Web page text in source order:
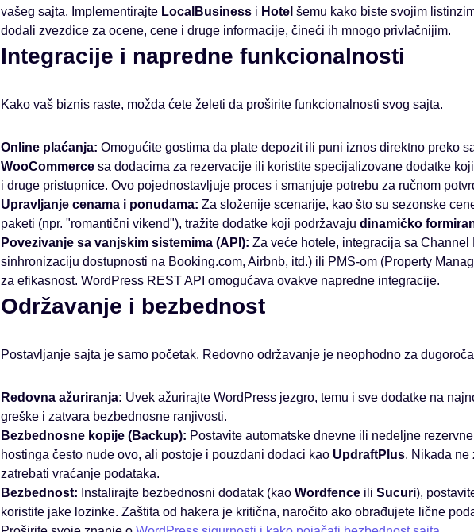
vašeg sajta. Implementirajte LocalBusinessi Hotel šemu kako biste svojim
dodali zvezdice za ocene, cene i druge informacije, čineći ih mnogo privlačnijim.
Integracije i napredne funkcionalnosti
Kako vaš biznis raste, možda ćete želeti da proširite funkcionalnosti svog sajta.
Online plaćanja: Omogućite gostima da plate depozit ili puni iznos direktno preko
WooCommercesa dodacima za rezervacije ili koristite specijalizovane dodatke
i druge pristupnice. Ovo pojednostavljuje proces i smanjuje potrebu za ručnom
Upravljanje cenama i ponudama: Za složenije scenarije, kao što su sezonske
paketi (npr. "romantični vikend"), tražite dodatke koji podržavaju dinamičko
Povezivanje sa vanjskim sistemima (API): Za veće hotele, integracija sa Channel
sinhronizaciju dostupnosti na Booking.com, Airbnb, itd.) ili PMS-om (Property
za efikasnost. WordPress REST API omogućava ovakve napredne integracije.
Održavanje i bezbednost
Postavljanje sajta je samo početak. Redovno održavanje je neophodno za
Redovna ažuriranja: Uvek ažurirajte WordPress jezgro, temu i sve dodatke na
greške i zatvara bezbednosne ranjivosti.
Bezbednosne kopije (Backup): Postavite automatske dnevne ili nedeljne
hostinga često nude ovo, ali postoje i pouzdani dodaci kao UpdraftPlus. Nikada ne
zatrebati vraćanje podataka.
Bezbednost: Instalirajte bezbednosni dodatak (kao Wordfenceili Sucuri),
koristite jake lozinke. Zaštita od hakera je kritična, naročito ako obrađujete lične